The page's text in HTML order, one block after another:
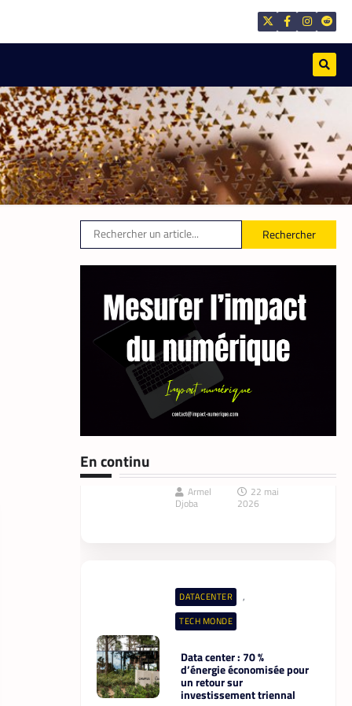
Rechercher
En continu
un partenariat qui impacte
le marché du travail
ivoirien
TECH MONDE , VTC
Heetch : désormais, les
passagers peuvent définir
directement le prix de leur
course
FINTECH
Mobile money,
abat deux cartes
Armel
Djoba
22 mai
2026
DATACENTER ,
TECH MONDE
Data center : 70 %
d’énergie économisée pour
un retour sur
investissement triennal